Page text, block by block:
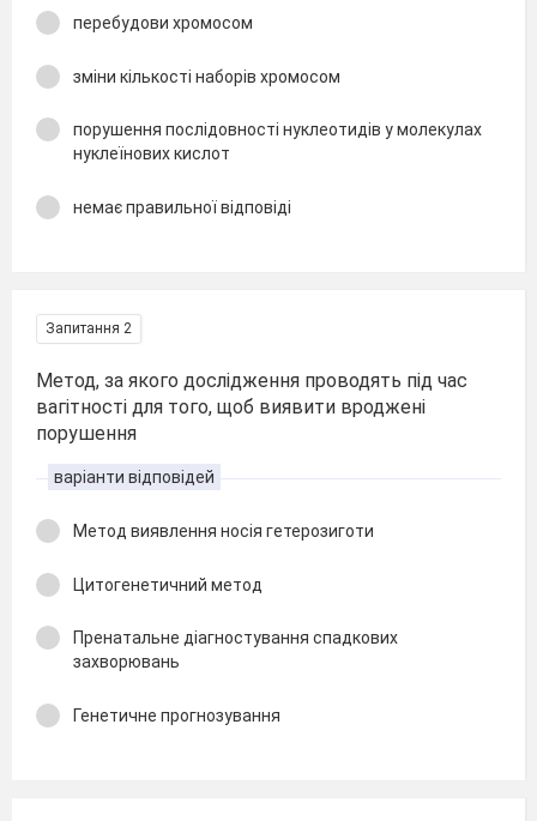
перебудови хромосом
зміни кількості наборів хромосом
порушення послідовності нуклеотидів у молекулах
нуклеїнових кислот
немає правильної відповіді
Запитання 2
Метод, за якого дослідження проводять під час
вагітності для того, щоб виявити вроджені
порушення
варіанти відповідей
Метод виявлення носія гетерозиготи
Цитогенетичний метод
Пренатальне діагностування спадкових
захворювань
Генетичне прогнозування